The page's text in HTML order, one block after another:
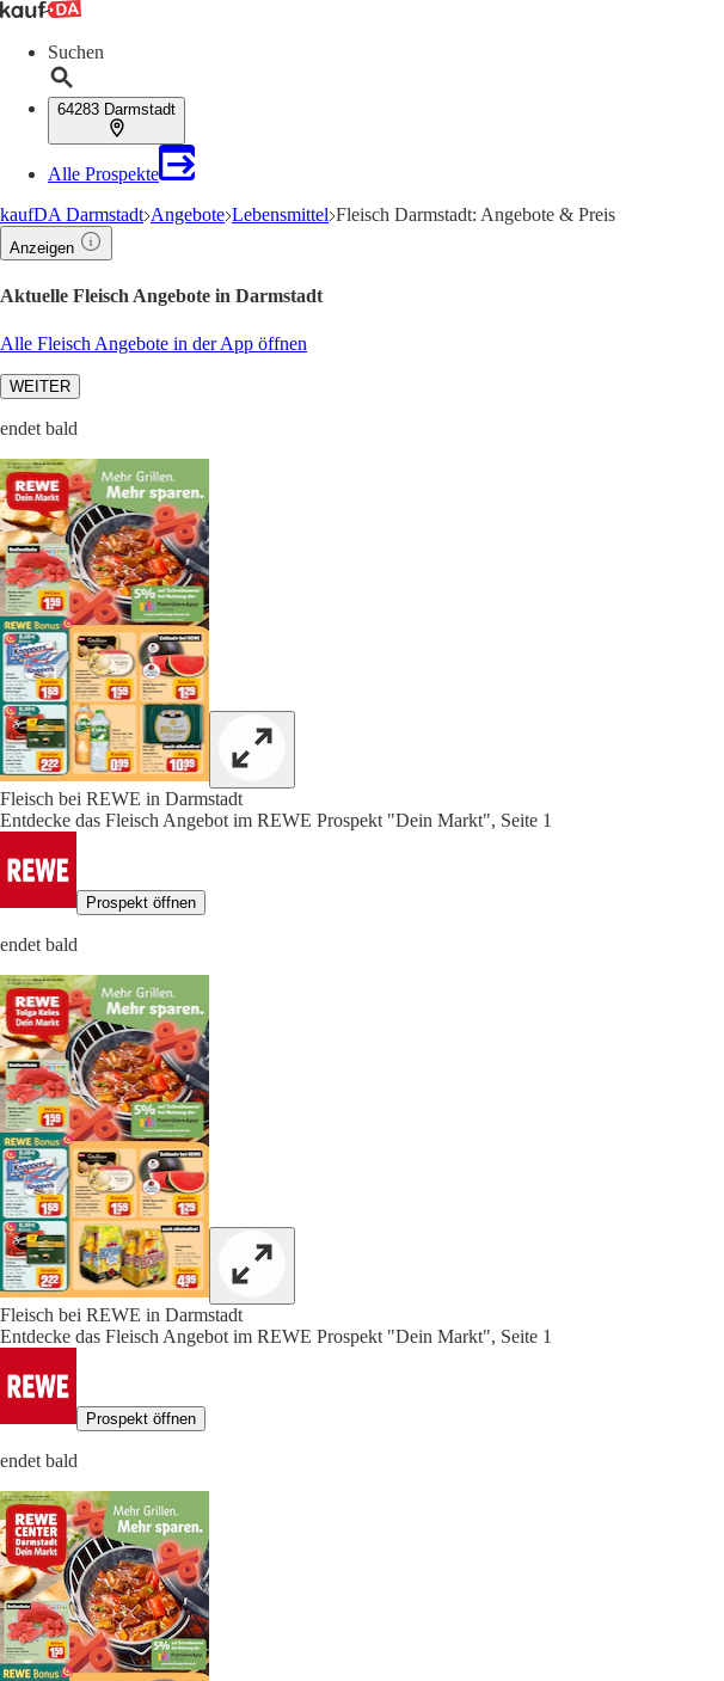
Suchen
64283 Darmstadt
Alle Prospekte
kaufDA Darmstadt Angebote Lebensmittel Fleisch Darmstadt: Angebote & Preis
Anzeigen
Aktuelle Fleisch Angebote in Darmstadt
Alle Fleisch Angebote in der App öffnen
WEITER
endet bald
Fleisch bei REWE in Darmstadt
Entdecke das Fleisch Angebot im REWE Prospekt "Dein Markt", Seite 1
Prospekt öffnen
endet bald
Fleisch bei REWE in Darmstadt
Entdecke das Fleisch Angebot im REWE Prospekt "Dein Markt", Seite 1
Prospekt öffnen
endet bald